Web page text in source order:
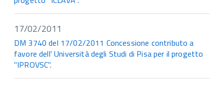
17/02/2011
DM 3740 del 17/02/2011 Concessione contributo a
favore dell' Università degli Studi di Pisa per il progetto
"IPROVSC".